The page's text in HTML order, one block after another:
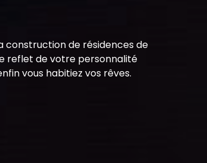
construction de résidences de
reflet de votre personnalité
vous habitiez vos rêves.